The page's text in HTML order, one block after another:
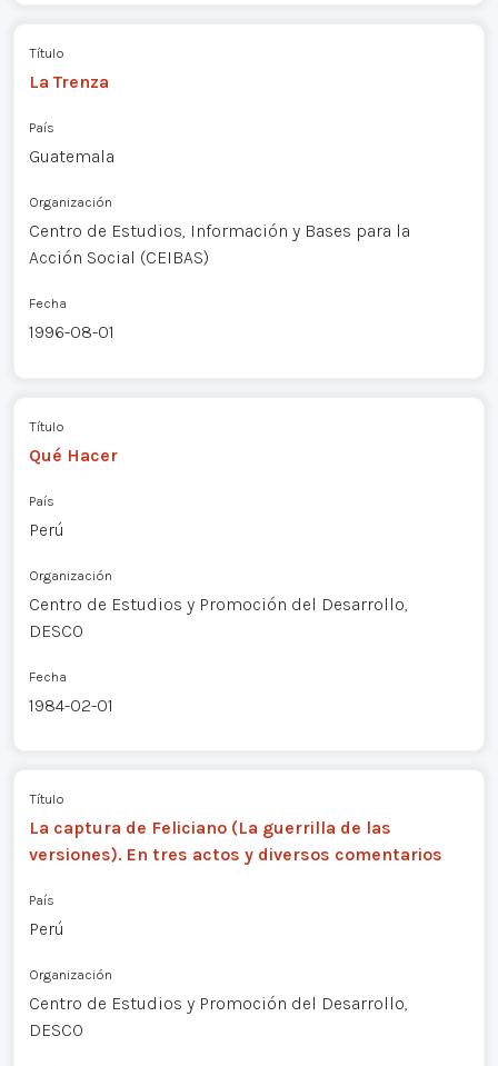
Título
La Trenza
País
Guatemala
Organización
Centro de Estudios, Información y Bases para la
Acción Social (CEIBAS)
Fecha
1996-08-01
Título
Qué Hacer
País
Perú
Organización
Centro de Estudios y Promoción del Desarrollo,
DESCO
Fecha
1984-02-01
Título
La captura de Feliciano (La guerrilla de las
versiones). En tres actos y diversos comentarios
País
Perú
Organización
Centro de Estudios y Promoción del Desarrollo,
DESCO